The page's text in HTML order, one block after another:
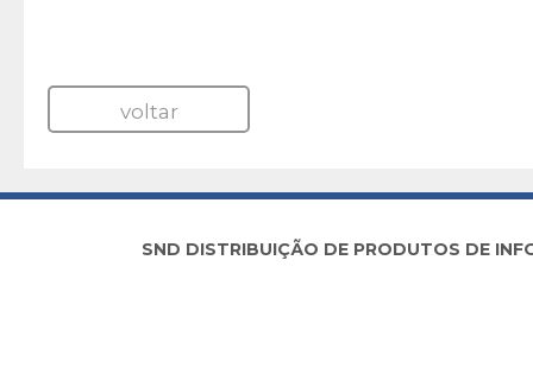
voltar
SND DISTRIBUIÇÃO DE PRODUTOS DE